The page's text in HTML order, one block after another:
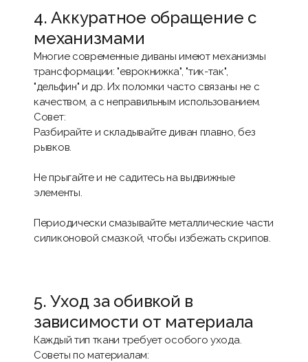
4. Аккуратное обращение с
механизмами
Многие современные диваны имеют механизмы
трансформации: "еврокнижка", "тик-так",
"дельфин" и др. Их поломки часто связаны не с
качеством, а с неправильным использованием.
Совет:
Разбирайте и складывайте диван плавно, без
рывков.
Не прыгайте и не садитесь на выдвижные
элементы.
Периодически смазывайте металлические части
силиконовой смазкой, чтобы избежать скрипов.
5. Уход за обивкой в
зависимости от материала
Каждый тип ткани требует особого ухода.
Советы по материалам: